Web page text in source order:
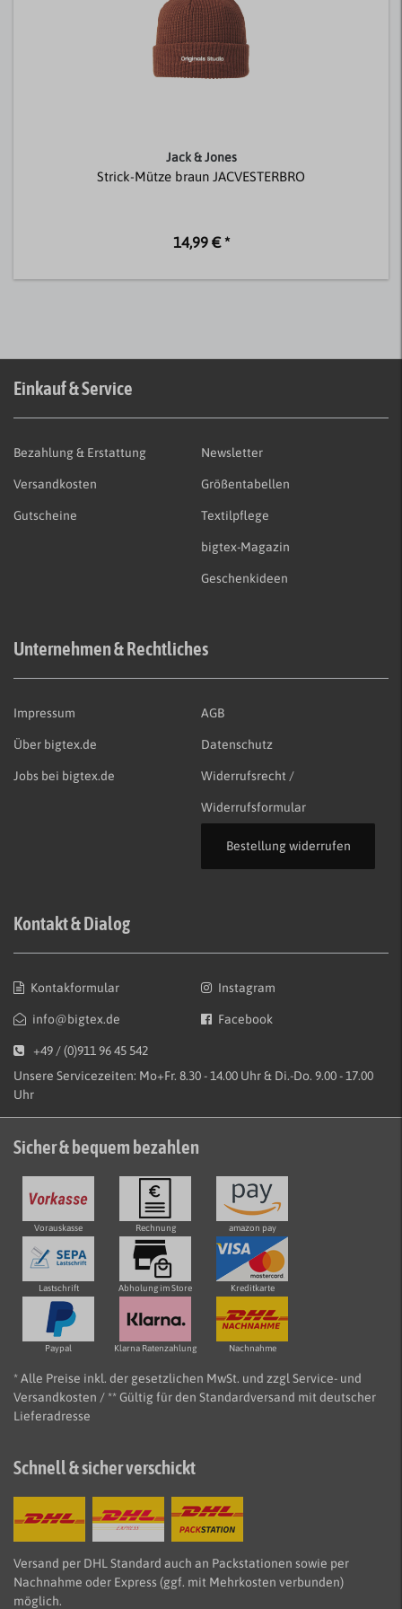
Jack & Jones
Strick-Mütze braun JACVESTERBRO
14,99 € *
Einkauf & Service
Bezahlung & Erstattung
Versandkosten
Gutscheine
Newsletter
Größentabellen
Textilpflege
bigtex-Magazin
Geschenkideen
Unternehmen & Rechtliches
Impressum
Über bigtex.de
Jobs bei bigtex.de
AGB
Datenschutz
Widerrufsrecht /
Widerrufsformular
Bestellung widerrufen
Kontakt & Dialog
Kontakformular
info@bigtex.de
Instagram
Facebook
+49 / (0)911 96 45 542
Unsere Servicezeiten: Mo+Fr. 8.30 - 14.00 Uhr & Di.-Do. 9.00 - 17.00
Uhr
Sicher & bequem bezahlen
Vorauskasse Rechnung amazon pay
Lastschrift Abholung im Store Kreditkarte
Paypal Klarna Ratenzahlung Nachnahme
* Alle Preise inkl. der gesetzlichen MwSt. und zzgl Service- und
Versandkosten / ** Gültig für den Standardversand mit deutscher
Lieferadresse
Schnell & sicher verschickt
Versand per DHL Standard auch an Packstationen sowie per
Nachnahme oder Express (ggf. mit Mehrkosten verbunden)
möglich.